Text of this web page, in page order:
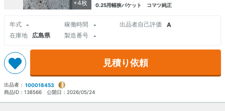
+4枚 0.25用幅狭バケット コマツ純正
年式 - 稼働時間 - 出品者自己評価
A
在庫地
広島県 製造番号 -
見積り依頼
出品者： 100018453
商品ID： 138566 公開日： 2026/05/24